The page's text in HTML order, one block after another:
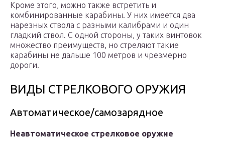
Кроме этого, можно также встретить и
комбинированные карабины. У них имеется два
нарезных ствола с разными калибрами и один
гладкий ствол. С одной стороны, у таких винтовок
множество преимуществ, но стреляют такие
карабины не дальше 100 метров и чрезмерно
дороги.
ВИДЫ СТРЕЛКОВОГО ОРУЖИЯ
Автоматическое/самозарядное
Неавтоматическое стрелковое оружие